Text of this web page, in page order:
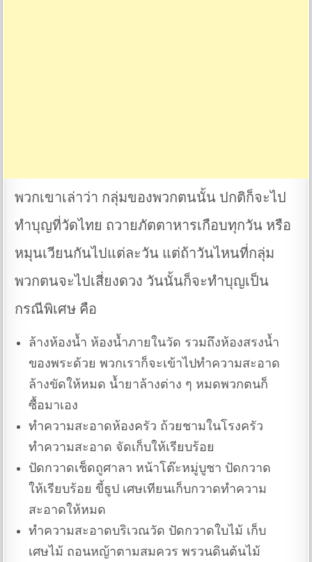
พวกเขาเล่าว่า กลุ่มของพวกตนนั้น ปกติก็จะไป
ทำบุญที่วัดไทย ถวายภัตตาหารเกือบทุกวัน หรือ
หมุนเวียนกันไปแต่ละวัน แต่ถ้าวันไหนที่กลุ่ม
พวกตนจะไปเสี่ยงดวง วันนั้นก็จะทำบุญเป็น
กรณีพิเศษ คือ
ล้างห้องน้ำ ห้องน้ำภายในวัด รวมถึงห้องสรงน้ำ
ของพระด้วย พวกเราก็จะเข้าไปทำความสะอาด
ล้างขัดให้หมด น้ำยาล้างต่าง ๆ หมดพวกตนก็
ซื้อมาเอง
ทำความสะอาดห้องครัว ถ้วยชามในโรงครัว
ทำความสะอาด จัดเก็บให้เรียบร้อย
ปัดกวาดเช็ดถูศาลา หน้าโต๊ะหมู่บูชา ปัดกวาด
ให้เรียบร้อย ขี้ธูป เศษเทียนเก็บกวาดทำความ
สะอาดให้หมด
ทำความสะอาดบริเวณวัด ปัดกวาดใบไม้ เก็บ
เศษไม้ ถอนหญ้าตามสมควร พรวนดินต้นไม้